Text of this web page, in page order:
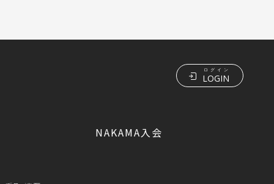
LOGIN
ログイン
NAKAMA入会